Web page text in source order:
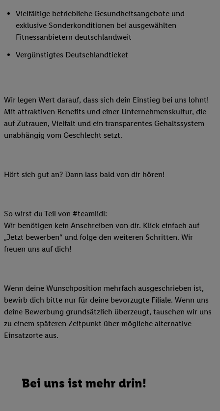
Vielfältige betriebliche Gesundheitsangebote und
exklusive Sonderkonditionen bei ausgewählten
Fitnessanbietern deutschlandweit
Vergünstigtes Deutschlandticket
Wir legen Wert darauf, dass sich dein Einstieg bei uns lohnt!
Mit attraktiven Benefits und einer Unternehmenskultur, die
auf Zutrauen, Vielfalt und ein transparentes Gehaltssystem
unabhängig vom Geschlecht setzt.
Hört sich gut an? Dann lass bald von dir hören!
So wirst du Teil von #teamlidl:
Wir benötigen kein Anschreiben von dir. Klick einfach auf
„Jetzt bewerben“ und folge den weiteren Schritten. Wir
freuen uns auf dich!
Wenn deine Wunschposition mehrfach ausgeschrieben ist,
bewirb dich bitte nur für deine bevorzugte Filiale. Wenn uns
deine Bewerbung grundsätzlich überzeugt, tauschen wir uns
zu einem späteren Zeitpunkt über mögliche alternative
Einsatzorte aus.
Bei uns ist mehr drin!